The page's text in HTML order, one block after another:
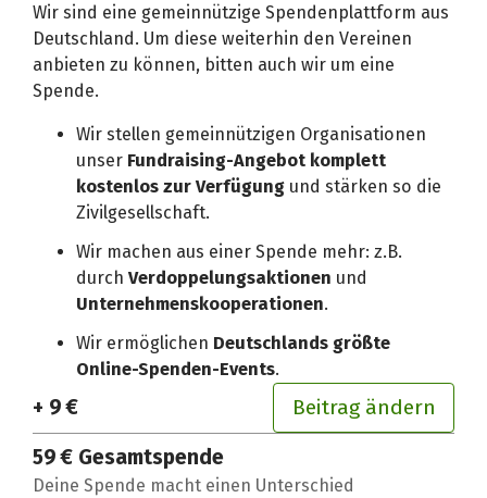
Wir sind eine gemeinnützige Spendenplattform aus
Deutschland. Um diese weiterhin den Vereinen
anbieten zu können, bitten auch wir um eine
Spende.
Wir stellen gemeinnützigen Organisationen
unser Fundraising-Angebot komplett
kostenlos zur Verfügung und stärken so die
Zivilgesellschaft.
Wir machen aus einer Spende mehr: z.B.
durchVerdoppelungsaktionen und
Unternehmenskooperationen.
Wir ermöglichen Deutschlands größte
Online-Spenden-Events.
+ 9 € Beitrag ändern
59 € Gesamtspende
Deine Spende macht einen Unterschied